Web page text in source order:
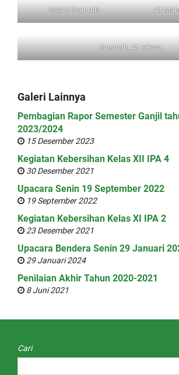
Kolam Ikan Nila Air
Musholla At Takwa
Galeri Lainnya
Pembagian Rapor Semester Ganjil
2023/2024
15 Desember 2023
Kegiatan Kebersihan Kelas XII IPA 4
30 Desember 2021
Upacara Senin 19 September 2022
19 September 2022
Kegiatan Kebersihan Kelas XI IPA 2
23 Desember 2021
Upacara Bendera Senin 29 Januari
29 Januari 2024
Penilaian Akhir Tahun 2020-2021
8 Juni 2021
Cari